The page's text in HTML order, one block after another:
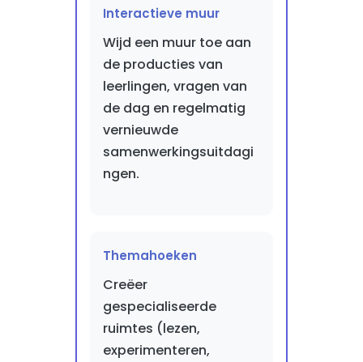
Interactieve muur
Wijd een muur toe aan
de producties van
leerlingen, vragen van
de dag en regelmatig
vernieuwde
samenwerkingsuitdagi
ngen.
Themahoeken
Creëer
gespecialiseerde
ruimtes (lezen,
experimenteren,